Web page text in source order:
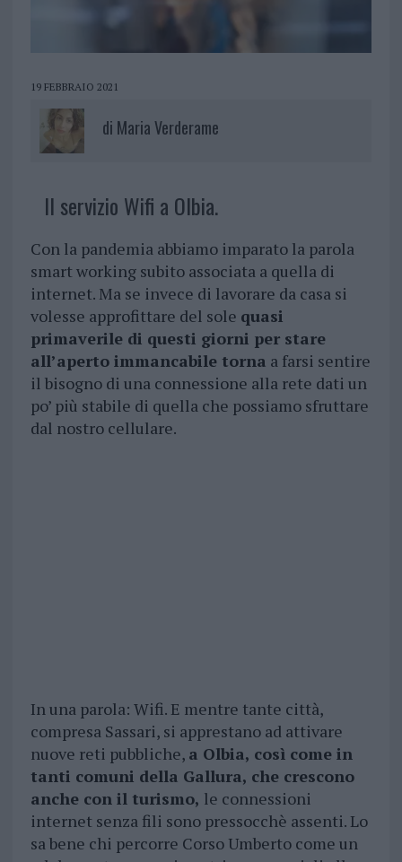
19 FEBBRAIO 2021
di Maria Verderame
Il servizio Wifi a Olbia.
Con la pandemia abbiamo imparato la parola
smart working subito associata a quella di
internet. Ma se invece di lavorare da casa si
volesse approfittare del sole quasi
primaverile di questi giorni per stare
all’aperto immancabile torna a farsi sentire
il bisogno di una connessione alla rete dati un
po’ più stabile di quella che possiamo sfruttare
dal nostro cellulare.
In una parola: Wifi. E mentre tante città,
compresa Sassari, si apprestano ad attivare
nuove reti pubbliche, a Olbia, così come in
tanti comuni della Gallura, che crescono
anche con il turismo, le connessioni
internet senza fili sono pressocchè assenti. Lo
sa bene chi percorre Corso Umberto come un